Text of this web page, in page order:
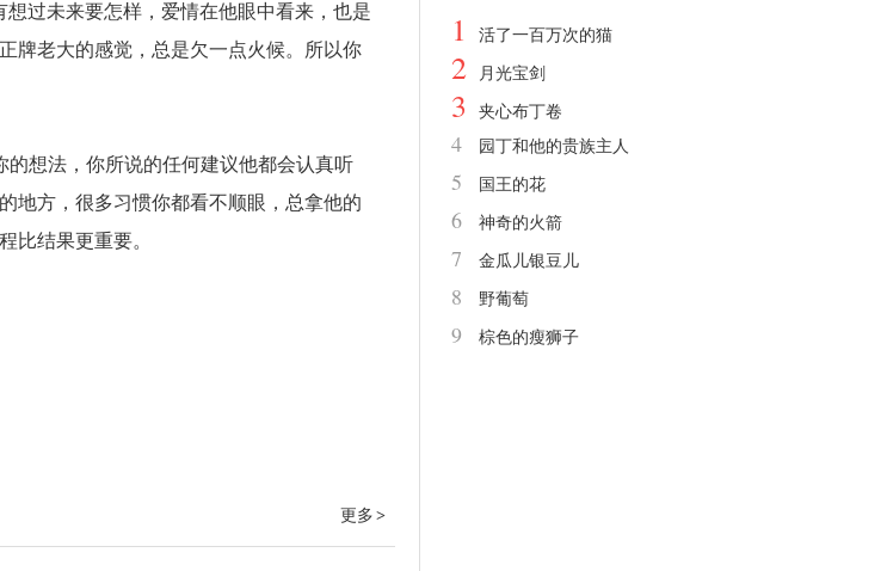
过未来要怎样，爱情在他眼中看来，也是
牌老大的感觉，总是欠一点火候。所以你
想法，你所说的任何建议他都会认真听
地方，很多习惯你都看不顺眼，总拿他的
比结果更重要。
更多 >
1 活了一百万次的猫
2 月光宝剑
3 夹心布丁卷
4 园丁和他的贵族主人
5 国王的花
6 神奇的火箭
7 金瓜儿银豆儿
8 野葡萄
9 棕色的瘦狮子